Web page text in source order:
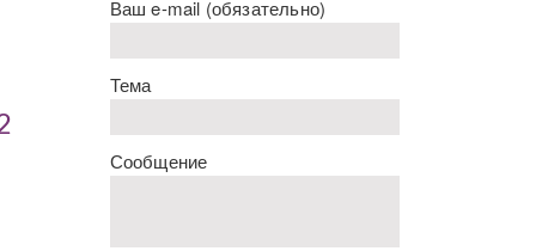
Ваш e-mail (обязательно)
Тема
Сообщение